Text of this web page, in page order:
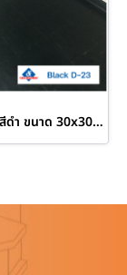
กระเบื้องยางสีดำ ขนาด 30x30 ซม. Black D-23